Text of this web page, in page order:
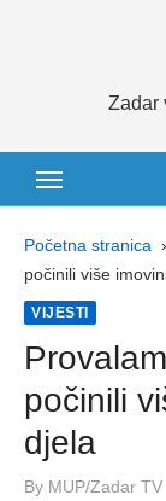
Zadar
Početna stranica
počinili više
VIJESTI
počinili
djela
By MUP/Zadar TV